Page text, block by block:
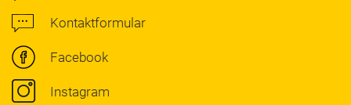
Kontaktformular
Facebook
Instagram